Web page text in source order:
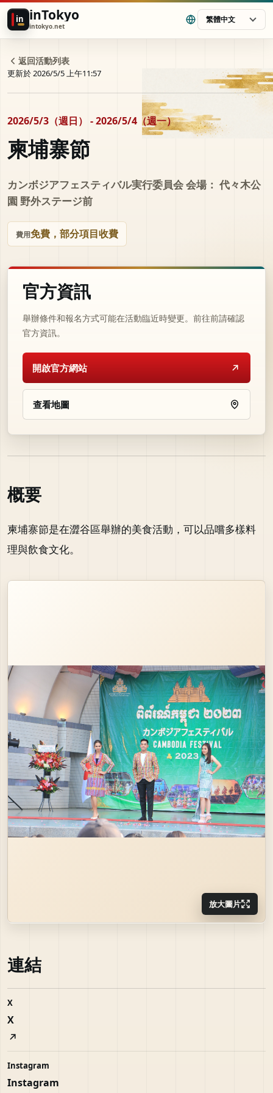
in inTokyo
intokyo.net
繁體中文
返回活動列表
更新於 2026/5/5 上午11:57
2026/5/3（週日） - 2026/5/4（週一）
柬埔寨節
カンボジアフェスティバル実行委員会 会場： 代々木公
園 野外ステージ前
費用免費，部分項目收費
官方資訊
舉辦條件和報名方式可能在活動臨近時變更。前往前請確認
官方資訊。
開啟官方網站
查看地圖
概要
柬埔寨節是在澀谷區舉辦的美食活動，可以品嚐多樣料
理與飲食文化。
放大圖片
連結
X
X
Instagram
Instagram